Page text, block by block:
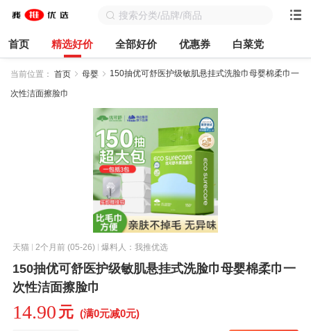
首页 精选好价 全部好价 优惠券 白菜党
当前位置： 首页 母婴 150抽优可舒医护级敏肌悬挂式洗脸巾母婴棉柔巾一
次性洁面擦脸巾
天猫 2个月前 (05-26) 爆料人：我推优选
150抽优可舒医护级敏肌悬挂式洗脸巾母婴棉柔巾一
次性洁面擦脸巾
14.90 元 (满0元减0元)